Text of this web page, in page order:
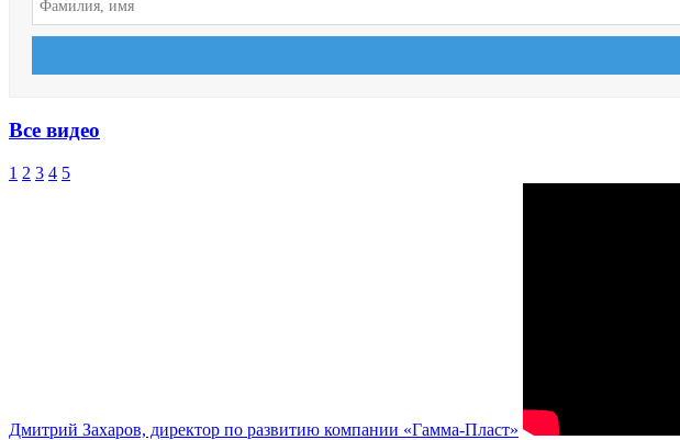
Все видео
1 2 3 4 5
Дмитрий Захаров, директор по развитию компании «Гамма-Пласт»